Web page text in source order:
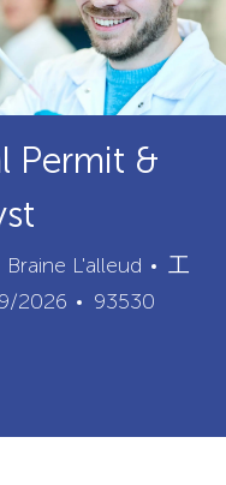
Permit &
城
市
Braine L'alleud
类
工
2026
职
93530